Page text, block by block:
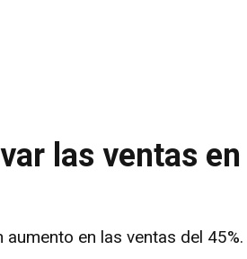
las ventas
en las ventas del